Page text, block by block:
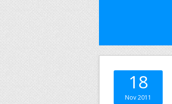
18
Nov 2011